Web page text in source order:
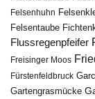
Felsenhuhn
Felsentaube
Flussregenpfeifer
Freisinger Moos
Fürstenfeldbruck
Gartengrasmücke